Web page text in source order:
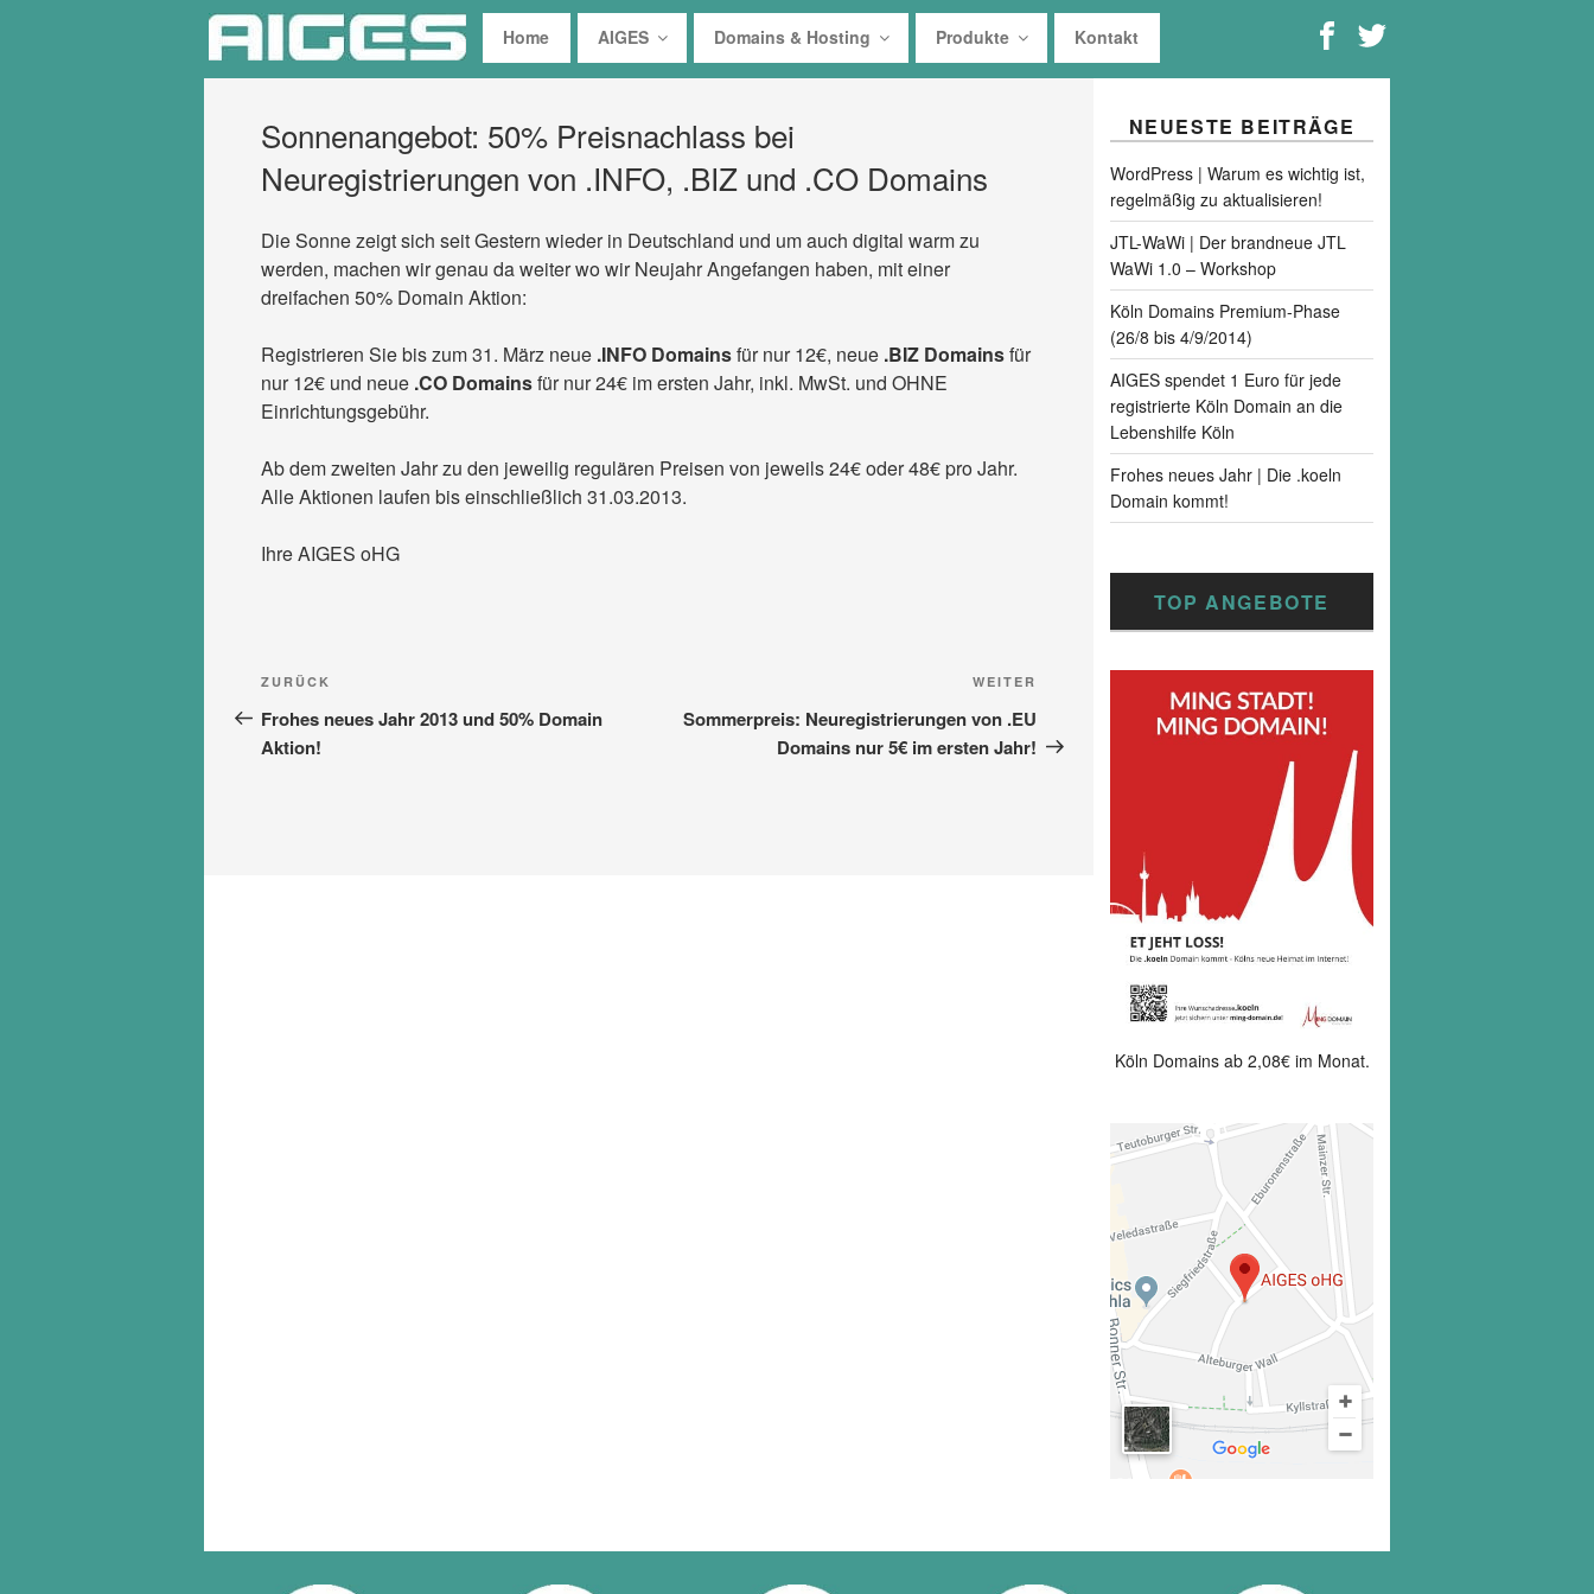
Home AIGES Domains & Hosting Produkte Kontakt
Sonnenangebot: 50% Preisnachlass bei
Neuregistrierungen von .INFO, .BIZ und .CO Domains
Die Sonne zeigt sich seit Gestern wieder in Deutschland und um auch digital warm zu
werden, machen wir genau da weiter wo wir Neujahr Angefangen haben, mit einer
dreifachen 50% Domain Aktion:
Registrieren Sie bis zum 31. März neue .INFO Domainsfür nur 12€, neue .BIZ Domainsfür
nur 12€ und neue .CO Domainsfür nur 24€ im ersten Jahr, inkl. MwSt. und OHNE
Einrichtungsgebühr.
Ab dem zweiten Jahr zu den jeweilig regulären Preisen von jeweils 24€ oder 48€ pro Jahr.
Alle Aktionen laufen bis einschließlich 31.03.2013.
IhreAIGES oHG
Beitragsnavigation
Vorheriger
Beitrag
ZURÜCK
Frohes neues Jahr 2013 und 50% Domain
Aktion!
WEITER
Sommerpreis: Neuregistrierungen von .EU
Domains nur 5€ im ersten Jahr!
NEUESTE BEITRÄGE
WordPress | Warum es wichtig ist,
regelmäßig zu aktualisieren!
JTL-WaWi | Der brandneue JTL
WaWi 1.0 – Workshop
Köln Domains Premium-Phase
(26/8 bis 4/9/2014)
AIGES spendet 1 Euro für jede
registrierte Köln Domain an die
Lebenshilfe Köln
Frohes neues Jahr | Die .koeln
Domain kommt!
TOP ANGEBOTE
Köln Domains ab 2,08€ im Monat.